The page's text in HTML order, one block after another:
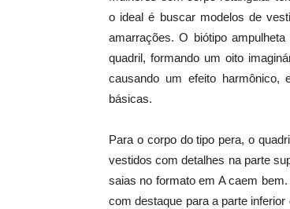
o ideal é buscar modelos de
amarrações. O biótipo
quadril, formando um oito
causando um efeito
básicas.
Para o corpo do tipo pera, o
vestidos com detalhes na parte
saias no formato em A caem
com destaque para a parte